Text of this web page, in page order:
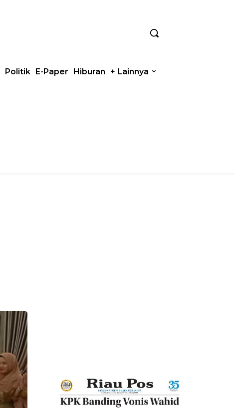
Politik E-Paper Hiburan + Lainnya